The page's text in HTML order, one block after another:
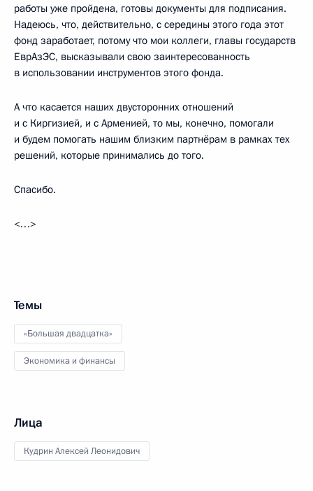
работы уже пройдена, готовы документы для подписания.
Надеюсь, что, действительно, с середины этого года этот
фонд заработает, потому что мои коллеги, главы государств
ЕврАзЭС, высказывали свою заинтересованность
в использовании инструментов этого фонда.
А что касается наших двусторонних отношений
и с Киргизией, и с Арменией, то мы, конечно, помогали
и будем помогать нашим близким партнёрам в рамках тех
решений, которые принимались до того.
Спасибо.
<…>
Темы
«Большая двадцатка»
Экономика и финансы
Лица
Кудрин Алексей Леонидович